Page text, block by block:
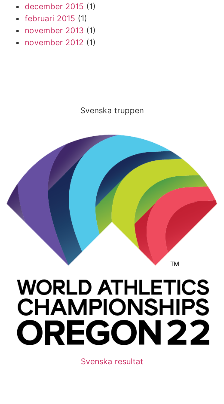
december 2015 (1)
februari 2015 (1)
november 2013 (1)
november 2012 (1)
Svenska truppen
Svenska resultat